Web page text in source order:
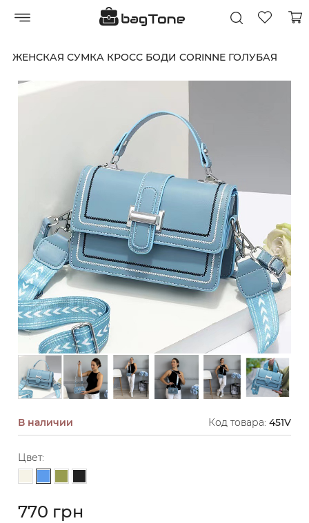
ЖЕНСКАЯ СУМКА КРОСС БОДИ CORINNE ГОЛУБАЯ
В наличии Код товара: 451V
Цвет:
770 грн